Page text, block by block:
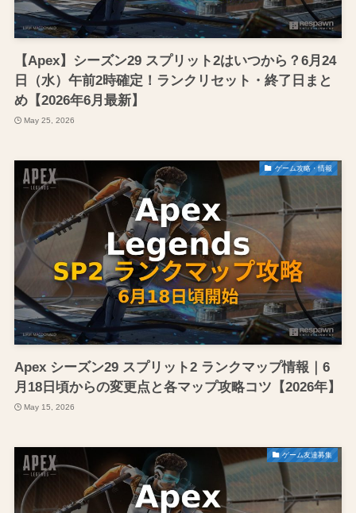
【Apex】シーズン29 スプリット2はいつから？6月24
日（水）午前2時確定！ランクリセット・終了日まと
め【2026年6月最新】
May 25, 2026
ゲーム攻略・情報
Apex シーズン29 スプリット2 ランクマップ情報｜6
月18日頃からの変更点と各マップ攻略コツ【2026年】
May 15, 2026
ゲーム友達募集